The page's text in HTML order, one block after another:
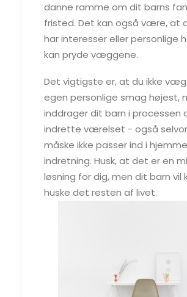
danne ramme om dit barns
fristed. Det kan også være, at
har interesser eller personlige
kan pryde væggene.
Det vigtigste er, at du ikke
egen personlige smag højest,
inddrager dit barn i processen
indrette værelset - også
måske ikke passer ind i
indretning. Husk, at det er en
løsning for dig, men dit barn vil
huske det resten af livet.